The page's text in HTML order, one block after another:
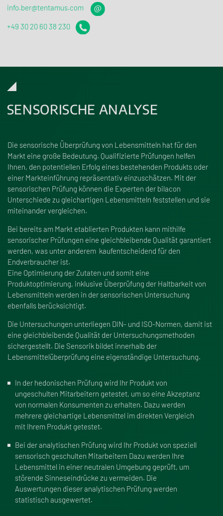
info.ber@tentamus.com
+49 30 20 60 38 230
SENSORISCHE ANALYSE
Die sensorische Überprüfung von Lebensmitteln hat für den
Markt eine große Bedeutung. Qualifizierte Prüfungen helfen
Ihnen, den potentiellen Erfolg eines bestehenden Produkts oder
einer Markteinführung repräsentativ einzuschätzen. Mit der
sensorischen Prüfung können die Experten der bilacon
Unterschiede zu gleichartigen Lebensmitteln feststellen und sie
miteinander vergleichen.
Bei bereits am Markt etablierten Produkten kann mithilfe
sensorischer Prüfungen eine gleichbleibende Qualität garantiert
werden, was unter anderem kaufentscheidend für den
Endverbraucher ist.
Eine Optimierung der Zutaten und somit eine
Produktoptimierung, inklusive Überprüfung der Haltbarkeit von
Lebensmitteln werden in der sensorischen Untersuchung
ebenfalls berücksichtigt.
Die Untersuchungen unterliegen DIN- und ISO-Normen, damit ist
eine gleichbleibende Qualität der Untersuchungsmethoden
sichergestellt. Die Sensorik bildet innerhalb der
Lebensmittelüberprüfung eine eigenständige Untersuchung.
In der hedonischen Prüfung wird Ihr Produkt von
ungeschulten Mitarbeitern getestet, um so eine Akzeptanz
von normalen Konsumenten zu erhalten. Dazu werden
mehrere gleichartige Lebensmittel im direkten Vergleich
mit Ihrem Produkt getestet.
Bei der analytischen Prüfung wird Ihr Produkt von speziell
sensorisch geschulten Mitarbeitern Dazu werden Ihre
Lebensmittel in einer neutralen Umgebung geprüft, um
störende Sinneseindrücke zu vermeiden. Die
Auswertungen dieser analytischen Prüfung werden
statistisch ausgewertet.